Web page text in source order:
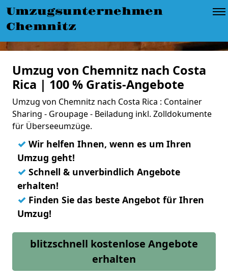
Umzugsunternehmen
Chemnitz
Umzug von Chemnitz nach Costa
Rica | 100 % Gratis-Angebote
Umzug von Chemnitz nach Costa Rica : Container
Sharing - Groupage - Beiladung inkl. Zolldokumente
für Überseeumzüge.
✓ Wir helfen Ihnen, wenn es um Ihren
Umzug geht!
✓ Schnell & unverbindlich Angebote
erhalten!
✓ Finden Sie das beste Angebot für Ihren
Umzug!
blitzschnell kostenlose Angebote
erhalten